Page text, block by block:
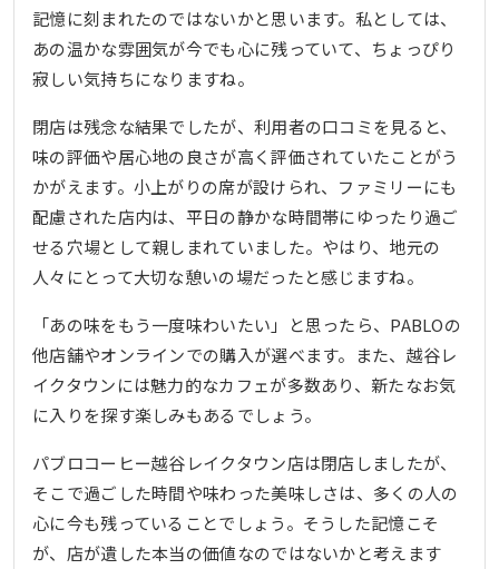
記憶に刻まれたのではないかと思います。私としては、
あの温かな雰囲気が今でも心に残っていて、ちょっぴり
寂しい気持ちになりますね。
閉店は残念な結果でしたが、利用者の口コミを見ると、
味の評価や居心地の良さが高く評価されていたことがう
かがえます。小上がりの席が設けられ、ファミリーにも
配慮された店内は、平日の静かな時間帯にゆったり過ご
せる穴場として親しまれていました。やはり、地元の
人々にとって大切な憩いの場だったと感じますね。
「あの味をもう一度味わいたい」と思ったら、PABLOの
他店舗やオンラインでの購入が選べます。また、越谷レ
イクタウンには魅力的なカフェが多数あり、新たなお気
に入りを探す楽しみもあるでしょう。
パブロコーヒー越谷レイクタウン店は閉店しましたが、
そこで過ごした時間や味わった美味しさは、多くの人の
心に今も残っていることでしょう。そうした記憶こそ
が、店が遺した本当の価値なのではないかと考えます